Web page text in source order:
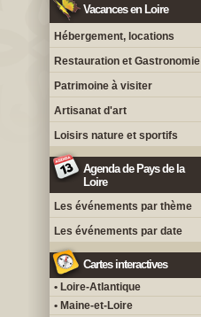
Vacances en Loire
Hébergement, locations
Restauration et Gastronomie
Patrimoine à visiter
Artisanat d'art
Loisirs nature et sportifs
Agenda de Pays de la
Loire
Les événements par thème
Les événements par date
Cartes interactives
• Loire-Atlantique
• Maine-et-Loire